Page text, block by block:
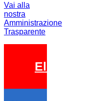
Vai alla
nostra
Amministrazione
Trasparente
Elezioni 2026